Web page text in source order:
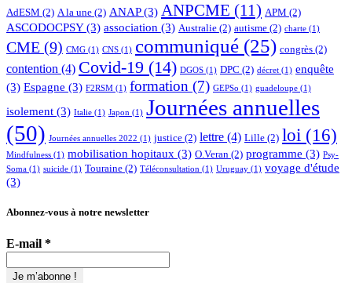
AdESM (2) A la une (2) ANAP(3) ANPCME (11) APM (2)
ASCODOCPSY(3) association (3) Australie (2) autisme (2) charte (1)
CME (9) CMG (1) CNS (1) communiqué (25) congrès (2)
contention (4) Covid-19 (14) DGOS (1) DPC (2) décret (1) enquête
(3) Espagne (3) F2RSM (1) formation (7) GEPSo (1) guadeloupe (1)
isolement (3) Italie (1) Japon (1) Journées annuelles
(50) Journées annuelles 2022 (1) justice (2) lettre (4) Lille (2) loi (16)
Mindfulness (1) mobilisation hopitaux (3) O.Veran (2) programme (3) Psy-
Soma (1) suicide (1) Touraine (2) Téléconsultation (1) Uruguay (1) voyage d'étude
(3)
Abonnez-vous à notre newsletter
E-mail *